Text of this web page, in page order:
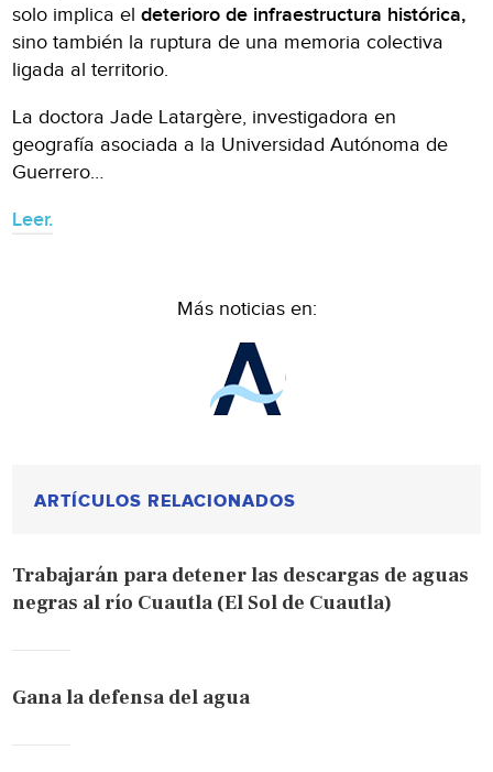
solo implica eldeterioro de infraestructura histórica,
sino también la ruptura de una memoria colectiva
ligada al territorio.
La doctora Jade Latargère, investigadora en
geografía asociada a la Universidad Autónoma de
Guerrero…
Leer.
Más noticias en:
ARTÍCULOS RELACIONADOS
Trabajarán para detener las descargas de aguas
negras al río Cuautla (El Sol de Cuautla)
Gana la defensa del agua